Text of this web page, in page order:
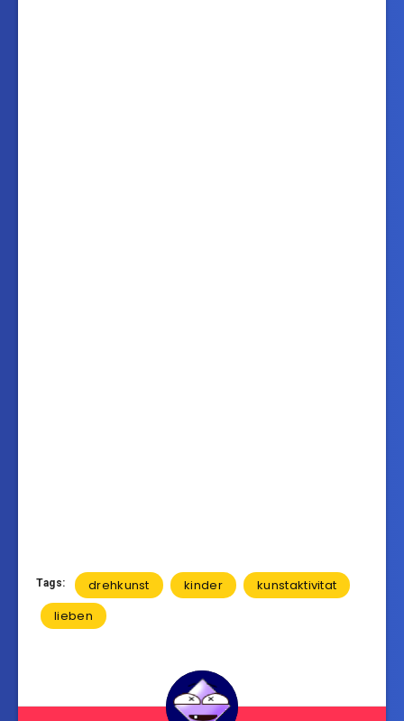
Tags: drehkunst kinder
kunstaktivitat
lieben